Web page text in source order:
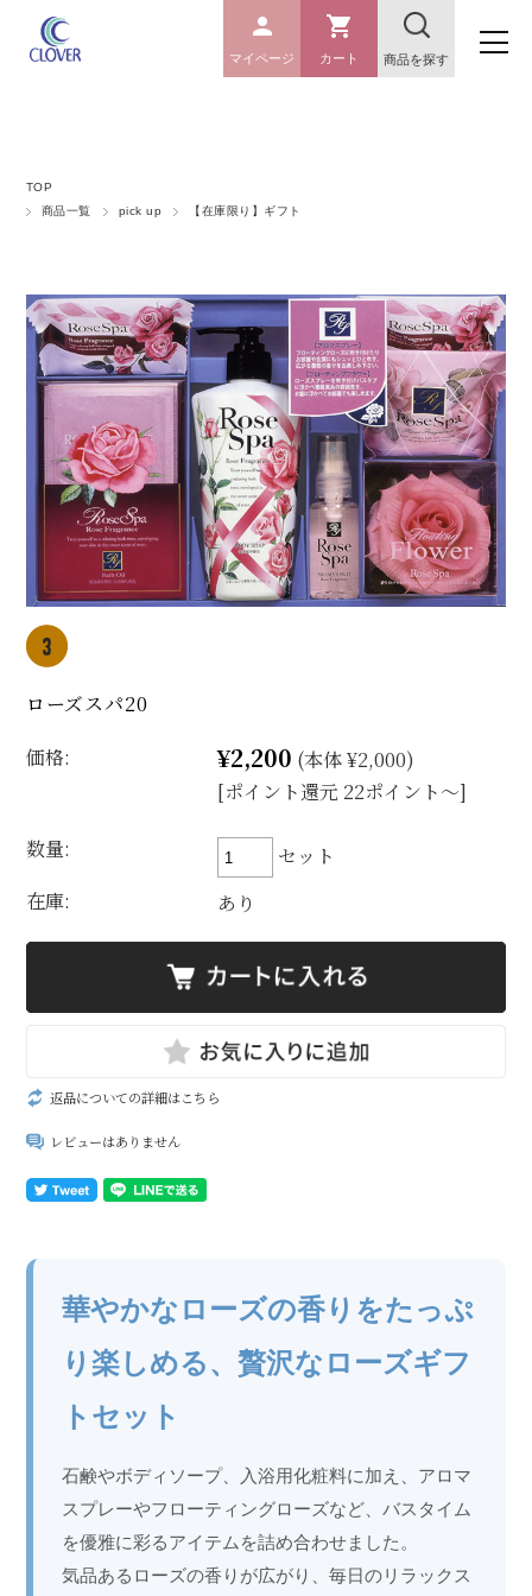
マイページ カート 商品を探す
TOP
商品一覧
pick up 【在庫限り】ギフト
ローズスパ20
価格:
¥2,200 (本体 ¥2,000)
[ポイント還元 22ポイント～]
数量:
セット
在庫:
あり
返品についての詳細はこちら
レビューはありません
華やかなローズの香りをたっぷ
り楽しめる、贅沢なローズギフ
トセット
石鹸やボディソープ、入浴用化粧料に加え、アロマ
スプレーやフローティングローズなど、バスタイム
を優雅に彩るアイテムを詰め合わせました。
気品あるローズの香りが広がり、毎日のリラックス